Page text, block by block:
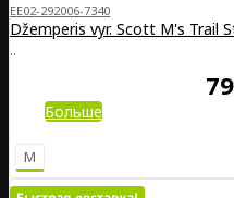
EE02-292006-7340
Džemperis vyr. Scott M's Trail
..
79
Больше
M